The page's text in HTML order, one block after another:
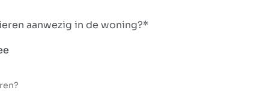
aanwezig in de woning?